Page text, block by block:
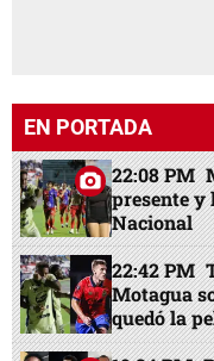
EN PORTADA
22:08 PM
presente y
Nacional
22:42 PM
Motagua
quedó la